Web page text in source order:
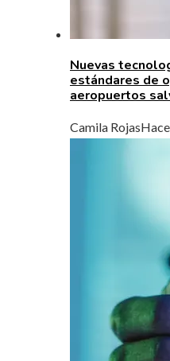
Nuevas
estándares de
aeropuertos
Camila Rojas